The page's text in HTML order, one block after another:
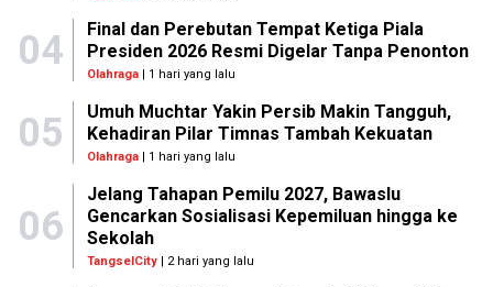
04
Final dan Perebutan Tempat Ketiga Piala
Presiden 2026 Resmi Digelar Tanpa Penonton
Olahraga| 1 hari yang lalu
05
Umuh Muchtar Yakin Persib Makin Tangguh,
Kehadiran Pilar Timnas Tambah Kekuatan
Olahraga| 1 hari yang lalu
06
Jelang Tahapan Pemilu 2027, Bawaslu
Gencarkan Sosialisasi Kepemiluan hingga ke
Sekolah
TangselCity| 2 hari yang lalu